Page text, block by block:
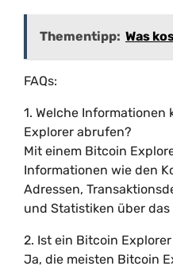
Thementipp: Was
FAQs:
1. Welche
Explorer abrufen?
Mit einem Bitcoin
Informationen wie den
Adressen,
und Statistiken über
2. Ist ein Bitcoin
Ja, die meisten Bitcoin